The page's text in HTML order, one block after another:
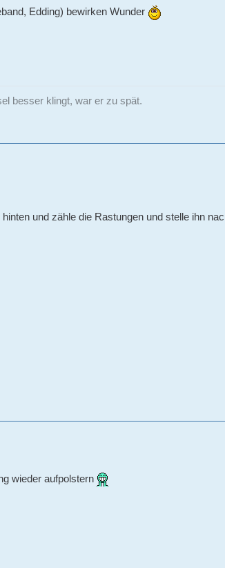
Edding) bewirken Wunder
besser klingt, war er zu spät.
und zähle die Rastungen und stelle ihn
wieder aufpolstern